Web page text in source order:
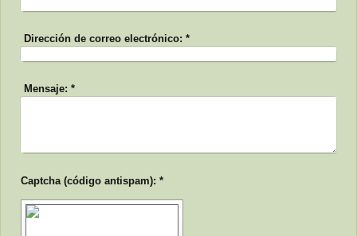
Dirección de correo electrónico: *
Mensaje: *
Captcha (código antispam): *